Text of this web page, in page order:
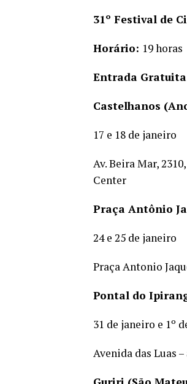
31º Festival de
Horário: 19 horas
Entrada Gratuita
Castelhanos
17 e 18 de janeiro
Av. Beira Mar,
Center
Praça Antônio
24 e 25 de janeiro
Praça Antonio
Pontal do
31 de janeiro e 1º
Avenida das Luas